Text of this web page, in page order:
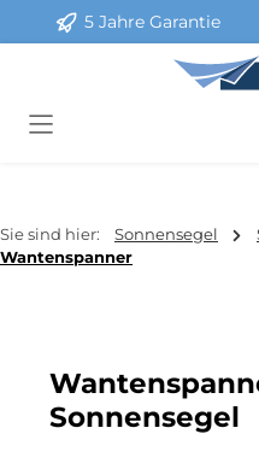
Zum Hauptinhalt springen
5 Jahre Garantie
Sie sind hier: Sonnensegel
Wantenspanner
Sonnensegel